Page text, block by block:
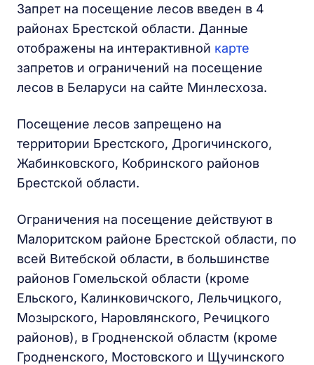
Запрет на посещение лесов введен в 4
районах Брестской области. Данные
отображены на интерактивной карте
запретов и ограничений на посещение
лесов в Беларуси на сайте Минлесхоза.
Посещение лесов запрещено на
территории Брестского, Дрогичинского,
Жабинковского, Кобринского районов
Брестской области.
Ограничения на посещение действуют в
Малоритском районе Брестской области, по
всей Витебской области, в большинстве
районов Гомельской области (кроме
Ельского, Калинковичского, Лельчицкого,
Мозырского, Наровлянского, Речицкого
районов), в Гродненской областм (кроме
Гродненского, Мостовского и Щучинского